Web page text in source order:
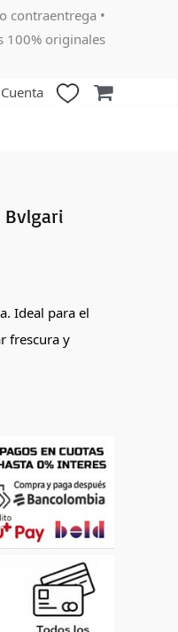
contraentrega •
100% originales
Bvlgari
Ideal para el
frescura y